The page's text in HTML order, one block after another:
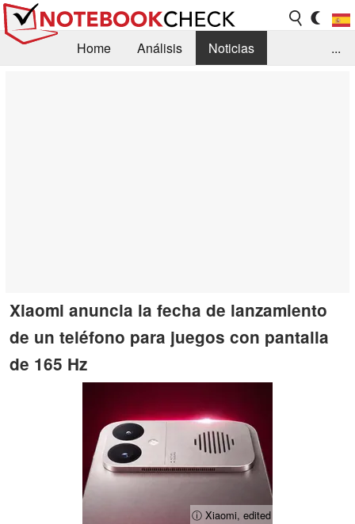
Home Análisis
Noticias
...
Xiaomi anuncia la fecha de lanzamiento
de un teléfono para juegos con pantalla
de 165 Hz
ⓘ Xiaomi, edited